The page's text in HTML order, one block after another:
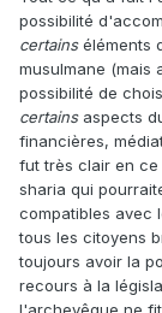
possibilité
certainséléments
musulmane (mais
possibilité de
certainsaspects
financières,
fut très clair en ce
sharia qui
compatibles avec
tous les citoyens
toujours avoir la
recours à la